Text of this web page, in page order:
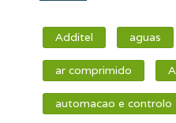
Additel aguas
ar comprimido
automacao e controlo